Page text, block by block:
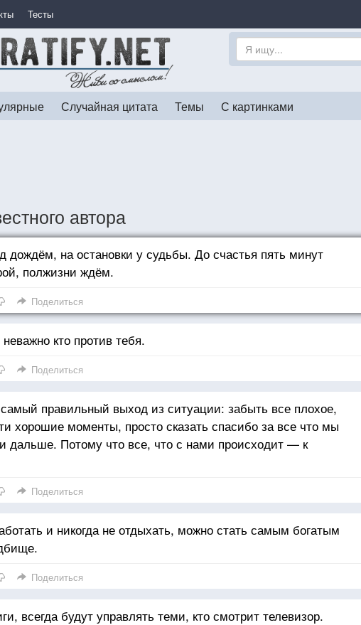
Тесты
Случайная цитата Темы С картинками
автора
на остановки у судьбы. До счастья пять минут
полжизни ждём.
Поделиться
кто против тебя.
Поделиться
правильный выход из ситуации: забыть все плохое,
хорошие моменты, просто сказать спасибо за все что мы
дальше. Потому что все, что с нами происходит — к
Поделиться
и никогда не отдыхать, можно стать самым богатым
Поделиться
всегда будут управлять теми, кто смотрит телевизор.